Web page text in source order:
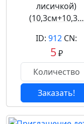
лисичкой)
(10,3см+10,3…
ID: 912 CN:
5₽
Заказать!